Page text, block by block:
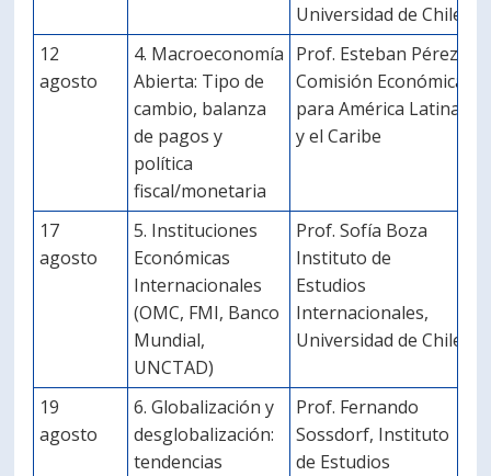
Universidad de Chile
12
agosto
4. Macroeconomía
Abierta: Tipo de
cambio, balanza
de pagos y
política
fiscal/monetaria
Prof. Esteban Pérez
Comisión Económica
para América Latina
y el Caribe
17
agosto
5. Instituciones
Económicas
Internacionales
(OMC, FMI, Banco
Mundial,
UNCTAD)
Prof. Sofía Boza
Instituto de
Estudios
Internacionales,
Universidad de Chile
19
agosto
6. Globalización y
desglobalización:
tendencias
Prof. Fernando
Sossdorf, Instituto
de Estudios